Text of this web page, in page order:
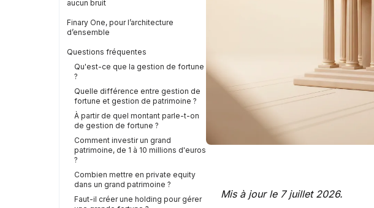
aucun bruit
Finary One, pour l’architecture
d’ensemble
Questions fréquentes
Qu'est-ce que la gestion de fortune
?
Quelle différence entre gestion de
fortune et gestion de patrimoine ?
À partir de quel montant parle-t-on
de gestion de fortune ?
Comment investir un grand
patrimoine, de 1 à 10 millions d'euros
?
Combien mettre en private equity
dans un grand patrimoine ?
Faut-il créer une holding pour gérer
Mis à jour le 7 juillet 2026.